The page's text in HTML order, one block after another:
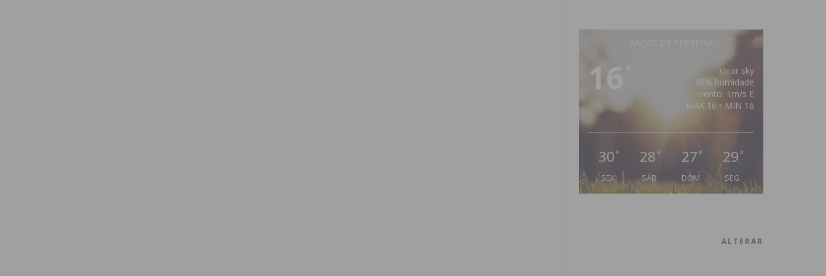
16
clear sky
86% humidade
vento: 1m/s E
MAX 16 • MIN 16
30 °
SEX
28 °
SÁB
27 °
DOM
29 °
SEG
ALTERAR